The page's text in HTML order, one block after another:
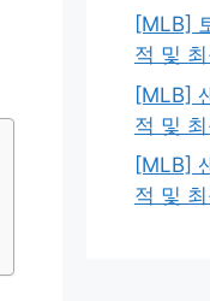
[MLB]
적 및
[MLB]
적 및
[MLB]
적 및